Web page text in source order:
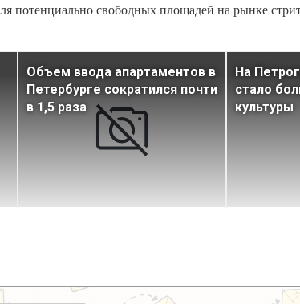
потенциально свободных площадей на рынке
Объем ввода апартаментов в
Петербурге сократился почти
в 1,5 раза
На
стало
культуры